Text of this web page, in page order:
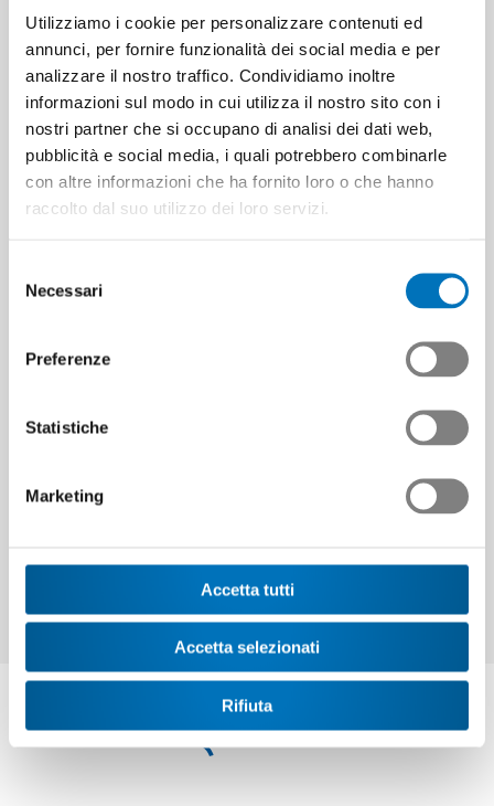
Utilizziamo i cookie per personalizzare contenuti ed
annunci, per fornire funzionalità dei social media e per
analizzare il nostro traffico. Condividiamo inoltre
informazioni sul modo in cui utilizza il nostro sito con i
nostri partner che si occupano di analisi dei dati web,
pubblicità e social media, i quali potrebbero combinarle
con altre informazioni che ha fornito loro o che hanno
raccolto dal suo utilizzo dei loro servizi.
delNecessari
Preferenze
Statistiche
Marketing
Accetta tutti
Accetta selezionati
Rifiuta